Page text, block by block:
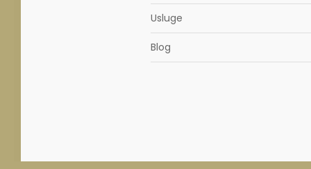
Usluge
Blog